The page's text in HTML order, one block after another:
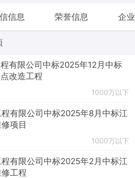
信息 荣誉信息 企
有限公司中标2025年12月中标
改造工程
1000万以下
有限公司中标2025年8月中标江
项目
1000万以下
有限公司中标2025年2月中标江
工程